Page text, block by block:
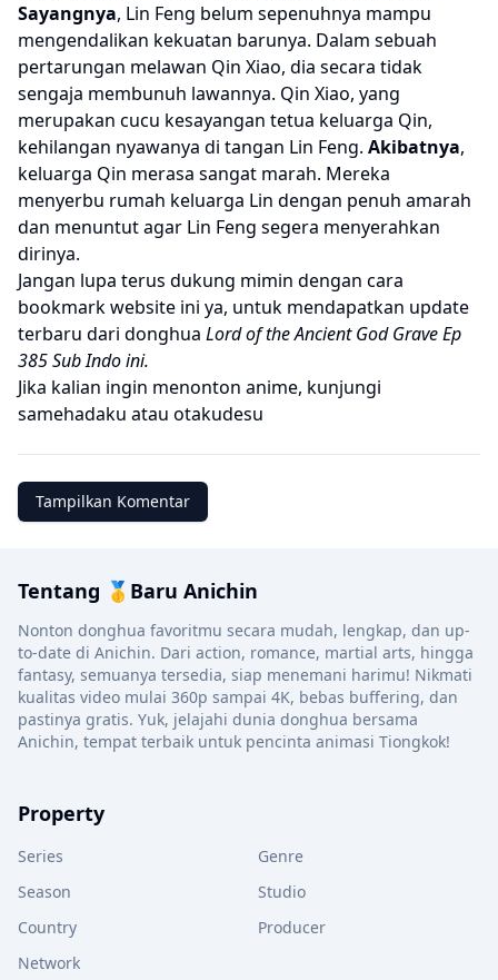
Sayangnya, Lin Feng belum sepenuhnya mampu
mengendalikan kekuatan barunya. Dalam sebuah
pertarungan melawan Qin Xiao, dia secara tidak
sengaja membunuh lawannya. Qin Xiao, yang
merupakan cucu kesayangan tetua keluarga Qin,
kehilangan nyawanya di tangan Lin Feng. Akibatnya,
keluarga Qin merasa sangat marah. Mereka
menyerbu rumah keluarga Lin dengan penuh amarah
dan menuntut agar Lin Feng segera menyerahkan
dirinya.
Jangan lupa terus dukung mimin dengan cara
bookmark website ini ya, untuk mendapatkan update
terbaru dari donghua Lord of the Ancient God Grave Ep
385 Sub Indo ini.
Jika kalian ingin menonton anime, kunjungi
samehadaku atau otakudesu
Tampilkan Komentar
Tentang 🥇Baru Anichin
Nonton donghua favoritmu secara mudah, lengkap, dan up-
to-date di Anichin. Dari action, romance, martial arts, hingga
fantasy, semuanya tersedia, siap menemani harimu! Nikmati
kualitas video mulai 360p sampai 4K, bebas buffering, dan
pastinya gratis. Yuk, jelajahi dunia donghua bersama
Anichin, tempat terbaik untuk pencinta animasi Tiongkok!
Property
Series
Genre
Season
Studio
Country
Producer
Network